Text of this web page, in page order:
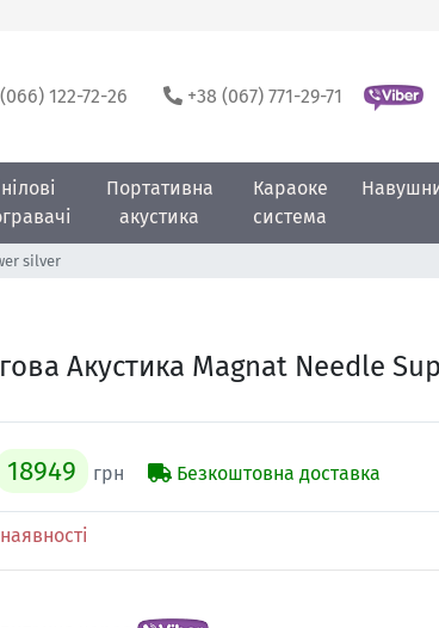
122-72-26 +38 (067) 771-29-71
Портативна
акустика
Караоке
система
silver
Акустика Magnat Needle
18949 грн Безкоштовна доставка